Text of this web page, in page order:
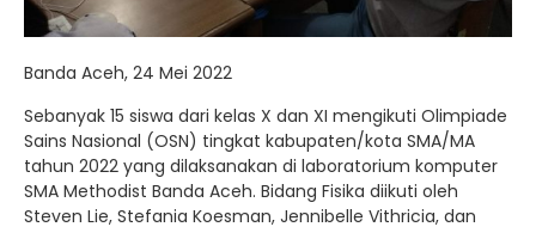
Banda Aceh, 24 Mei 2022
Sebanyak 15 siswa dari kelas X dan XI mengikuti Olimpiade
Sains Nasional (OSN) tingkat kabupaten/kota SMA/MA
tahun 2022 yang dilaksanakan di laboratorium komputer
SMA Methodist Banda Aceh. Bidang Fisika diikuti oleh
Steven Lie, Stefania Koesman, Jennibelle Vithricia, dan